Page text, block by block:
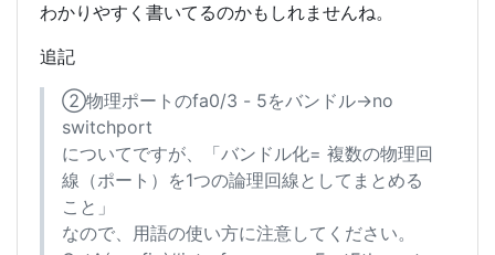
わかりやすく書いてるのかもしれませんね。
追記
②物理ポートのfa0/3 - 5をバンドル→no
switchport
についてですが、「バンドル化= 複数の物理回
線（ポート）を1つの論理回線としてまとめる
こと」
なので、用語の使い方に注意してください。